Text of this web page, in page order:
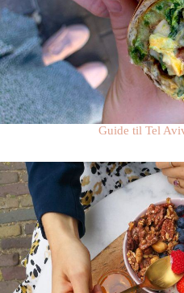
Guide til Tel